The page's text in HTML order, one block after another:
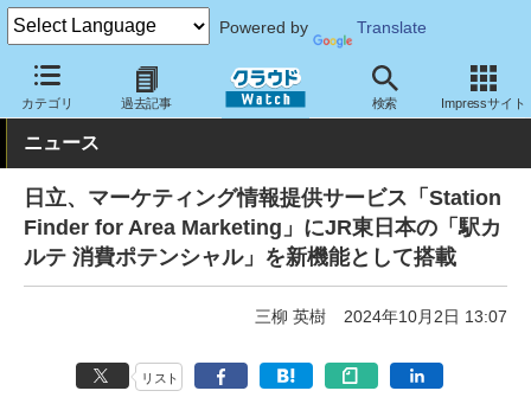
Powered by Translate
カテゴリ 過去記事 検索 Impressサイト
クラウド Watch サービス・ソフト サービス CRM・マーケテ
ニュース
日立、マーケティング情報提供サービス「Station
Finder for Area Marketing」にJR東日本の「駅カ
ルテ 消費ポテンシャル」を新機能として搭載
三柳 英樹 2024年10月2日 13:07
リスト